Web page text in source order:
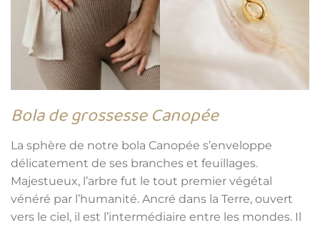
Bola de grossesse Canopée
La sphère de notre bola Canopée s’enveloppe
délicatement de ses branches et feuillages.
Majestueux, l’arbre fut le tout premier végétal
vénéré par l’humanité. Ancré dans la Terre, ouvert
vers le ciel, il est l’intermédiaire entre les mondes. Il